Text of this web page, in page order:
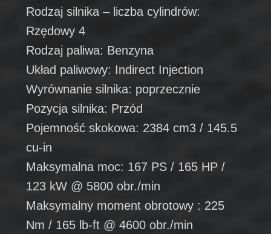
Rodzaj silnika – liczba cylindrów:
Rzędowy 4
Rodzaj paliwa: Benzyna
Układ paliwowy: Indirect Injection
Wyrównanie silnika: poprzecznie
Pozycja silnika: Przód
Pojemność skokowa: 2384 cm3 / 145.5
cu-in
Maksymalna moc: 167 PS / 165 HP /
123 kW @ 5800 obr./min
Maksymalny moment obrotowy : 225
Nm / 165 lb-ft @ 4600 obr./min